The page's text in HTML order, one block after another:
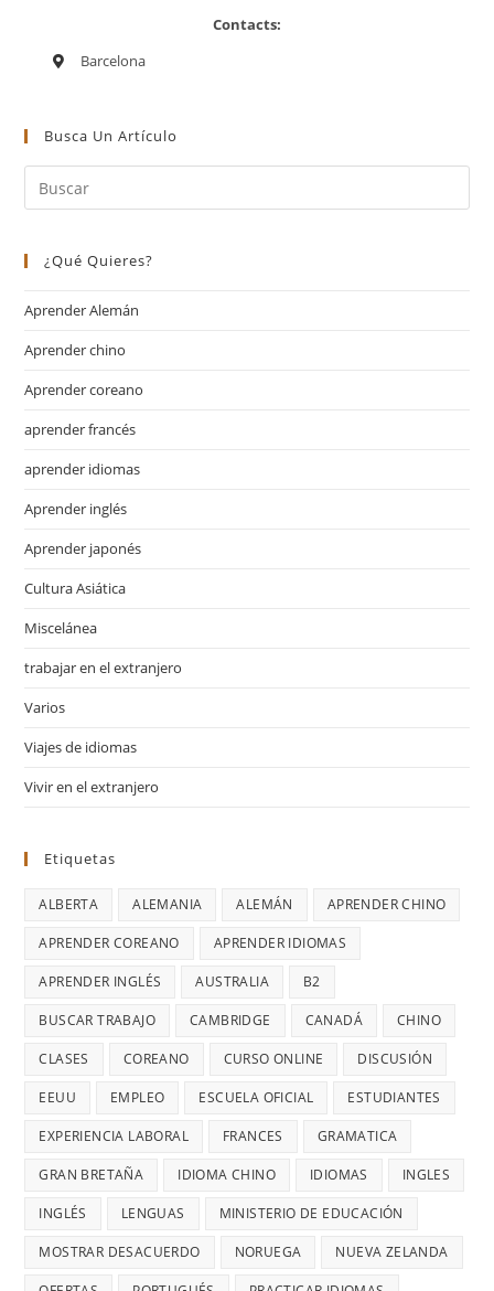
Contacts:
Barcelona
Busca Un Artículo
¿Qué Quieres?
Aprender Alemán
Aprender chino
Aprender coreano
aprender francés
aprender idiomas
Aprender inglés
Aprender japonés
Cultura Asiática
Miscelánea
trabajar en el extranjero
Varios
Viajes de idiomas
Vivir en el extranjero
Etiquetas
ALBERTA ALEMANIA ALEMÁN APRENDER CHINO
APRENDER COREANO APRENDER IDIOMAS
APRENDER INGLÉS AUSTRALIA B2
BUSCAR TRABAJO CAMBRIDGE CANADÁ CHINO
CLASES COREANO CURSO ONLINE DISCUSIÓN
EEUU EMPLEO ESCUELA OFICIAL ESTUDIANTES
EXPERIENCIA LABORAL FRANCES GRAMATICA
GRAN BRETAÑA IDIOMA CHINO IDIOMAS INGLES
INGLÉS LENGUAS MINISTERIO DE EDUCACIÓN
MOSTRAR DESACUERDO NORUEGA NUEVA ZELANDA